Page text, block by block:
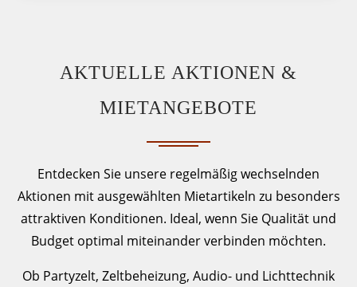
AKTUELLE AKTIONEN &
MIETANGEBOTE
Entdecken Sie unsere regelmäßig wechselnden
Aktionen mit ausgewählten Mietartikeln zu besonders
attraktiven Konditionen. Ideal, wenn Sie Qualität und
Budget optimal miteinander verbinden möchten.
Ob Partyzelt, Zeltbeheizung, Audio- und Lichttechnik